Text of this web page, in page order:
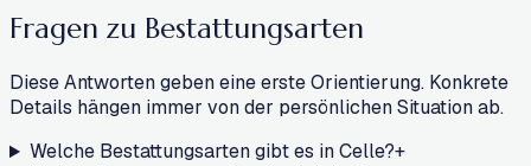
Fragen zu Bestattungsarten
Diese Antworten geben eine erste Orientierung. Konkrete
Details hängen immer von der persönlichen Situation ab.
Welche Bestattungsarten gibt es in Celle?+